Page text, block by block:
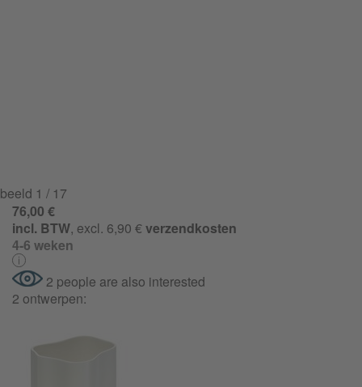
beeld 1 / 17
76,00 €
incl. BTW, excl. 6,90 €verzendkosten
4-6 weken
2 people are also interested
2 ontwerpen: